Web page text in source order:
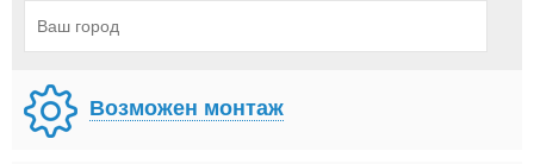
Возможен монтаж